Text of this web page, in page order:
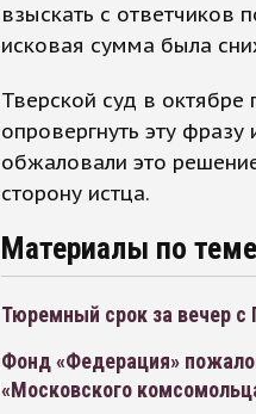
взыскать с ответчиков
исковая сумма была
Тверской суд в октябре
опровергнуть эту фразу
обжаловали это
сторону истца.
Материалы по теме
Тюремный срок за вечер
Фонд «Федерация»
«Московского